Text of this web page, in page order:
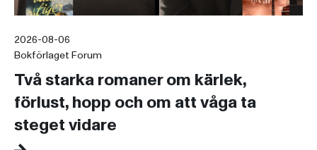
2026-08-06
Bokförlaget Forum
Två starka romaner om kärlek,
förlust, hopp och om att våga ta
steget vidare